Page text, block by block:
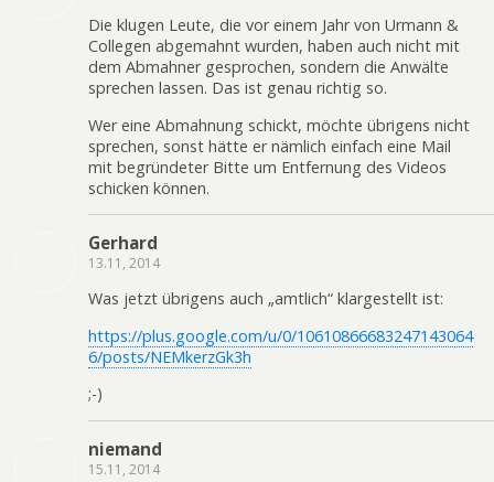
Die klugen Leute, die vor einem Jahr von Urmann &
Collegen abgemahnt wurden, haben auch nicht mit
dem Abmahner gesprochen, sondern die Anwälte
sprechen lassen. Das ist genau richtig so.
Wer eine Abmahnung schickt, möchte übrigens nicht
sprechen, sonst hätte er nämlich einfach eine Mail
mit begründeter Bitte um Entfernung des Videos
schicken können.
Gerhard
13.11, 2014
Was jetzt übrigens auch „amtlich“ klargestellt ist:
https://plus.google.com/u/0/10610866683247143064
6/posts/NEMkerzGk3h
;-)
niemand
15.11, 2014